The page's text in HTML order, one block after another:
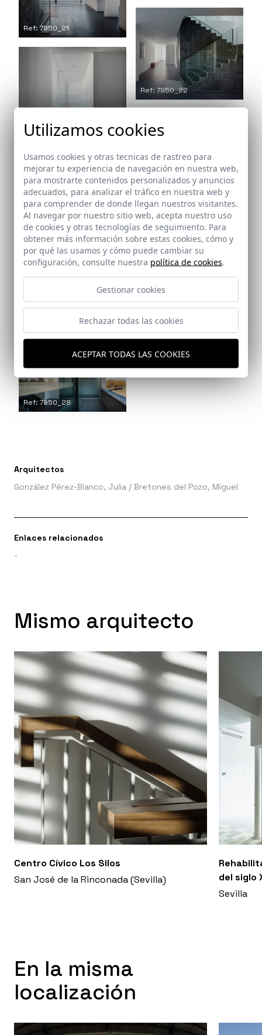
Ref: 7950_21
Ref: 7950_22
Ref: 7950_24
Ref: 7950_25
Ref: 7950_26
Ref: 7950_28
Arquitectos
González Pérez-Blanco, Julia / Bretones del Pozo, Miguel
Enlaces relacionados
-
Mismo arquitecto
Centro Cívico Los Silos
San José de la Rinconada (Sevilla)
del siglo
Sevilla
En la misma
localización
Utilizamos cookies
Usamos cookies y otras tecnicas de rastreo para
mejorar tu experiencia de navegación en nuestra web,
para mostrarte contenidos personalizados y anuncios
adecuados, para analizar el tráfico en nuestra web y
para comprender de donde llegan nuestros visitantes.
Al navegar por nuestro sitio web, acepta nuestro uso
de cookies y otras tecnologías de seguimiento. Para
obtener más información sobre estas cookies, cómo y
por qué las usamos y cómo puede cambiar su
configuración, consulte nuestra política de cookies.
Gestionar cookies
Rechazar todas las cookies
ACEPTAR TODAS LAS COOKIES